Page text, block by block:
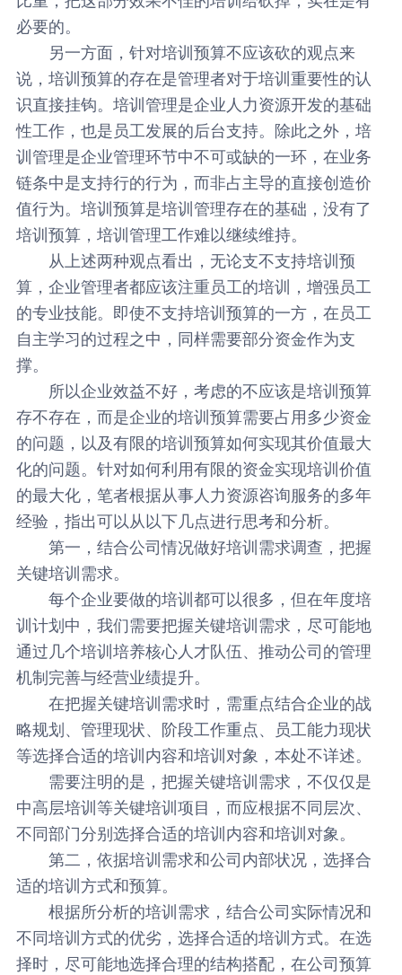
必要的。
另一方面，针对培训预算不应该砍的观点来
说，培训预算的存在是管理者对于培训重要性的认
识直接挂钩。培训管理是企业人力资源开发的基础
性工作，也是员工发展的后台支持。除此之外，培
训管理是企业管理环节中不可或缺的一环，在业务
链条中是支持行的行为，而非占主导的直接创造价
值行为。培训预算是培训管理存在的基础，没有了
培训预算，培训管理工作难以继续维持。
从上述两种观点看出，无论支不支持培训预
算，企业管理者都应该注重员工的培训，增强员工
的专业技能。即使不支持培训预算的一方，在员工
自主学习的过程之中，同样需要部分资金作为支
撑。
所以企业效益不好，考虑的不应该是培训预算
存不存在，而是企业的培训预算需要占用多少资金
的问题，以及有限的培训预算如何实现其价值最大
化的问题。针对如何利用有限的资金实现培训价值
的最大化，笔者根据从事人力资源咨询服务的多年
经验，指出可以从以下几点进行思考和分析。
第一，结合公司情况做好培训需求调查，把握
关键培训需求。
每个企业要做的培训都可以很多，但在年度培
训计划中，我们需要把握关键培训需求，尽可能地
通过几个培训培养核心人才队伍、推动公司的管理
机制完善与经营业绩提升。
在把握关键培训需求时，需重点结合企业的战
略规划、管理现状、阶段工作重点、员工能力现状
等选择合适的培训内容和培训对象，本处不详述。
需要注明的是，把握关键培训需求，不仅仅是
中高层培训等关键培训项目，而应根据不同层次、
不同部门分别选择合适的培训内容和培训对象。
第二，依据培训需求和公司内部状况，选择合
适的培训方式和预算。
根据所分析的培训需求，结合公司实际情况和
不同培训方式的优劣，选择合适的培训方式。在选
择时，尽可能地选择合理的结构搭配，在公司预算